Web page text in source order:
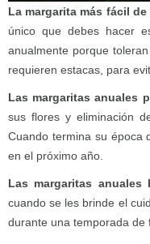
La margarita más fácil
único que debes hacer
anualmente porque
requieren estacas, para
Las margaritas anuales
sus flores y eliminación
Cuando termina su época
en el próximo año.
Las margaritas
cuando se les brinde el
durante una temporada de